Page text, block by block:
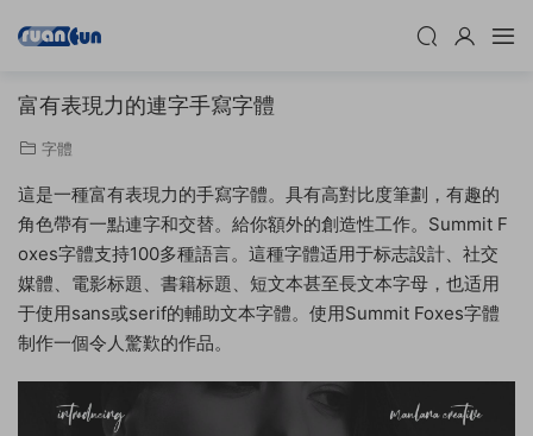
富有表現力的連字手寫字體
字體
這是一種富有表現力的手寫字體。具有高對比度筆劃，有趣的
角色帶有一點連字和交替。給你額外的創造性工作。Summit F
oxes字體支持100多種語言。這種字體适用于标志設計、社交
媒體、電影标題、書籍标題、短文本甚至長文本字母，也适用
于使用sans或serif的輔助文本字體。使用Summit Foxes字體
制作一個令人驚歎的作品。